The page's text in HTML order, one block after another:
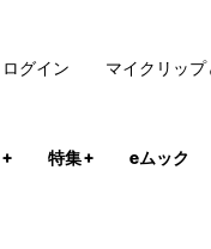
+ 特集+ eムック
ログイン マイクリップ